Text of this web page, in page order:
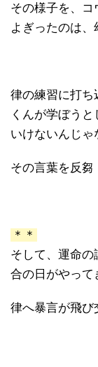
その様子を、
よぎったのは、
律の練習に打ち
くんが学ぼう
いけないんじゃ
その言葉を反芻
＊＊
そして、運命
合の日がやって
律へ暴言が飛び